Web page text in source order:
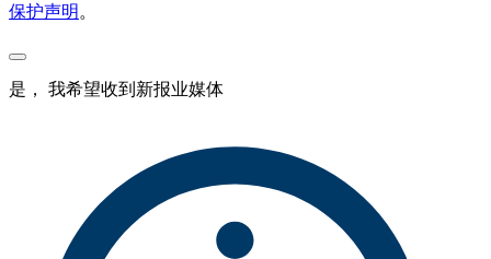
保护声明 。
是， 我希望收到新报业媒体